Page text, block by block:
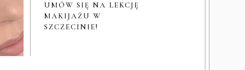
UMÓW SIĘ NA LEKCJĘ
MAKIJAŻU W
SZCZECINIE!